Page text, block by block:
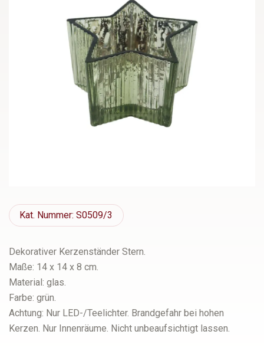
Kat. Nummer: S0509/3
Dekorativer Kerzenständer Stern.
Maße: 14 x 14 x 8 cm.
Material: glas.
Farbe: grün.
Achtung: Nur LED-/Teelichter. Brandgefahr bei hohen
Kerzen. Nur Innenräume. Nicht unbeaufsichtigt lassen.